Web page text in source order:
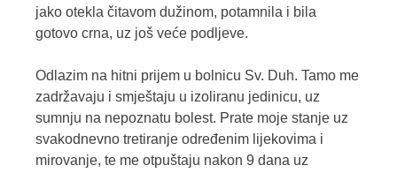
jako otekla čitavom dužinom, potamnila i bila
gotovo crna, uz još veće podljeve.
Odlazim na hitni prijem u bolnicu Sv. Duh. Tamo me
zadržavaju i smještaju u izoliranu jedinicu, uz
sumnju na nepoznatu bolest. Prate moje stanje uz
svakodnevno tretiranje određenim lijekovima i
mirovanje, te me otpuštaju nakon 9 dana uz